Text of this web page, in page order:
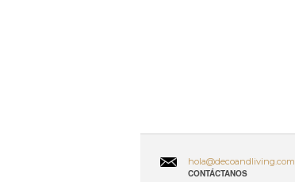
hola@decoandliving.com
CONTÁCTANOS